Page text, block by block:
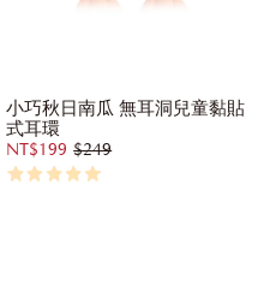
小巧秋日南瓜 無耳洞兒童黏貼
式耳環
NT$199 $249